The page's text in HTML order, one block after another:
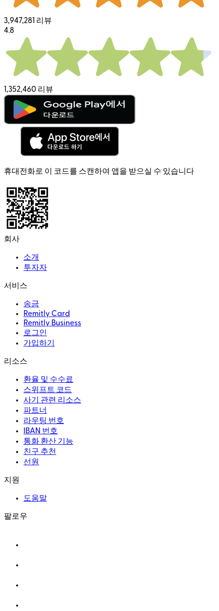
3,947,281 리뷰
4.8
1,352,460 리뷰
휴대전화로 이 코드를 스캔하여 앱을 받으실 수 있습니다
회사
소개
투자자
서비스
송금
Remitly Card
Remitly Business
로그인
가입하기
리소스
환율 및 수수료
스위프트 코드
사기 관련 리소스
파트너
라우팅 번호
IBAN 번호
통화 환산 기능
친구 추천
선원
지원
도움말
팔로우